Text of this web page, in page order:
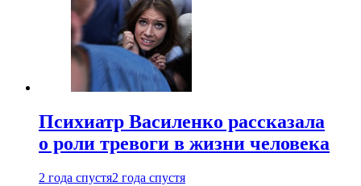
Психиатр Василенко рассказала
о роли тревоги в жизни человека
2 года спустя2 года спустя